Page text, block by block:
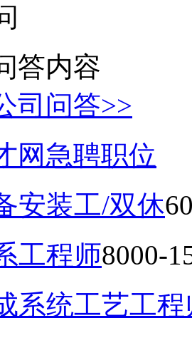
答内容
司问答>>
网急聘职位
安装工/双休
工程师8000-
系统工艺工程